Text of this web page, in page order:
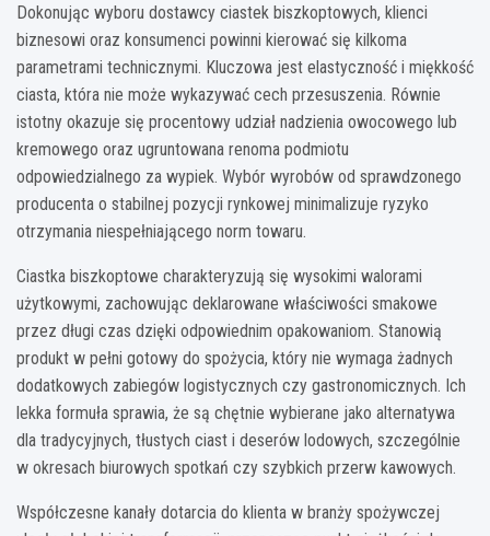
Dokonując wyboru dostawcy ciastek biszkoptowych, klienci
biznesowi oraz konsumenci powinni kierować się kilkoma
parametrami technicznymi. Kluczowa jest elastyczność i miękkość
ciasta, która nie może wykazywać cech przesuszenia. Równie
istotny okazuje się procentowy udział nadzienia owocowego lub
kremowego oraz ugruntowana renoma podmiotu
odpowiedzialnego za wypiek. Wybór wyrobów od sprawdzonego
producenta o stabilnej pozycji rynkowej minimalizuje ryzyko
otrzymania niespełniającego norm towaru.
Ciastka biszkoptowe charakteryzują się wysokimi walorami
użytkowymi, zachowując deklarowane właściwości smakowe
przez długi czas dzięki odpowiednim opakowaniom. Stanowią
produkt w pełni gotowy do spożycia, który nie wymaga żadnych
dodatkowych zabiegów logistycznych czy gastronomicznych. Ich
lekka formuła sprawia, że są chętnie wybierane jako alternatywa
dla tradycyjnych, tłustych ciast i deserów lodowych, szczególnie
w okresach biurowych spotkań czy szybkich przerw kawowych.
Współczesne kanały dotarcia do klienta w branży spożywczej